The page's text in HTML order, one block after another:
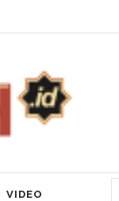
VIDEO